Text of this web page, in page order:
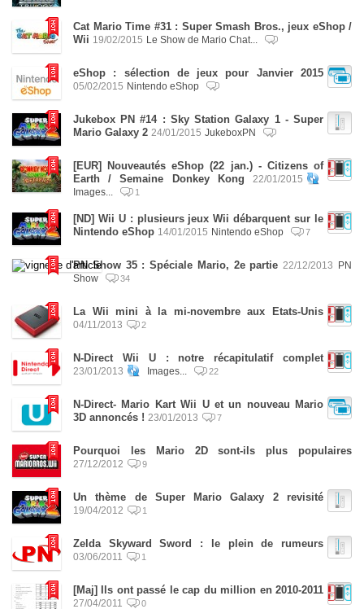
Cat Mario Time #31 : Super Smash Bros., jeux eShop /
Wii 19/02/2015 Le Show de Mario Chat...
eShop : sélection de jeux pour Janvier 2015
05/02/2015 Nintendo eShop
Jukebox PN #14 : Sky Station Galaxy 1 - Super
Mario Galaxy 2 24/01/2015 JukeboxPN
[EUR] Nouveautés eShop (22 jan.) - Citizens of
Earth / Semaine Donkey Kong
22/01/2015
Images...
1
[ND] Wii U : plusieurs jeux Wii débarquent sur le
Nintendo eShop 14/01/2015 Nintendo eShop 7
PN Show 35 : Spéciale Mario, 2e partie 22/12/2013
PN
Show
34
La Wii mini à la mi-novembre aux Etats-Unis
04/11/2013 2
N-Direct Wii U : notre récapitulatif complet
23/01/2013 Images... 22
N-Direct- Mario Kart Wii U et un nouveau Mario
3D annoncés ! 23/01/2013 7
Pourquoi les Mario 2D sont-ils plus populaires
27/12/2012 9
Un thème de Super Mario Galaxy 2 revisité
19/04/2012 1
Zelda Skyward Sword : le plein de rumeurs
03/06/2011 1
[Maj] Ils ont passé le cap du million en 2010-2011
27/04/2011 0